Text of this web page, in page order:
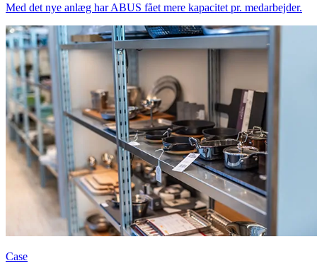
Med det nye anlæg har ABUS fået mere kapacitet pr. medarbejder.
Case